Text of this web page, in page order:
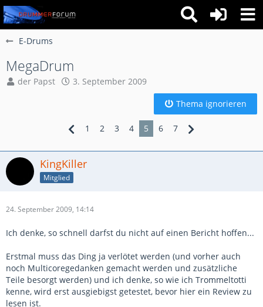
E-Drums
MegaDrum
der Papst
3. September 2009
Thema ignorieren
1 2 3 4 5 6 7
KingKiller
Mitglied
24. September 2009, 14:14
Ich denke, so schnell darfst du nicht auf einen Bericht hoffen...
Erstmal muss das Ding ja verlötet werden (und vorher auch
noch Multicoregedanken gemacht werden und zusätzliche
Teile besorgt werden) und ich denke, so wie ich Trommeltotti
kenne, wird erst ausgiebigst getestet, bevor hier ein Review zu
lesen ist.